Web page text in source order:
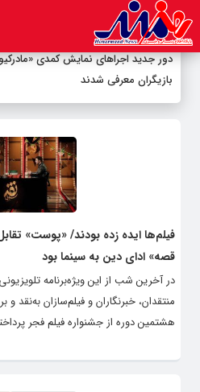
دور جدید اجراهای نمایش کمدی
بازیگران معرفی شدند
فیلم‌ها ایده زده بودند/ «پوست»
قصه» ادای دین به سینما بود
در آخرین شب از این ویژه‌برنامه
منتقدان، خبرنگاران و فیلم‌سازان به‌نقد
هشتمین دوره از جشنواره فیلم فجر